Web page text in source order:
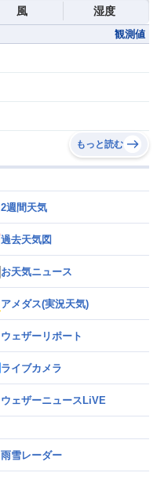
風 湿度
観測値
もっと読む
2週間天気
過去天気図
お天気ニュース
アメダス(実況天気)
ウェザーリポート
ライブカメラ
ウェザーニュースLiVE
雨雪レーダー